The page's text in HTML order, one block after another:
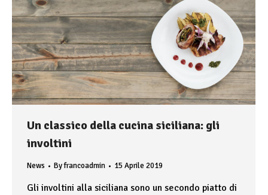
Un classico della cucina siciliana: gli
involtini
News Byfrancoadmin 15 Aprile 2019
Gli involtini alla siciliana sono un secondo piatto di